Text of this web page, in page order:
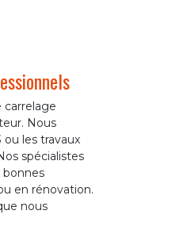
carrelage
Nous
les travaux
spécialistes
bonnes
en rénovation.
nous